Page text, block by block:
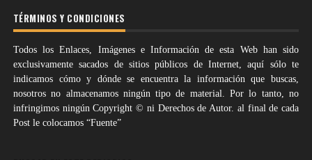
TÉRMINOS Y CONDICIONES
Todos los Enlaces, Imágenes e Información de esta Web han sido
exclusivamente sacados de sitios públicos de Internet, aquí sólo te
indicamos cómo y dónde se encuentra la información que buscas,
nosotros no almacenamos ningún tipo de material. Por lo tanto, no
infringimos ningún Copyright © ni Derechos de Autor. al final de cada
Post le colocamos “Fuente”